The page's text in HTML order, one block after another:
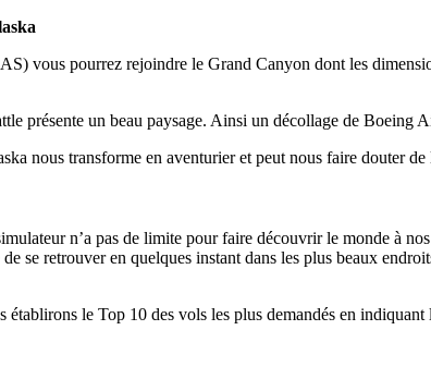
vous pourrez rejoindre le Grand Canyon dont les
présente un beau paysage. Ainsi un décollage de
nous transforme en aventurier et peut nous faire douter
n’a pas de limite pour faire découvrir le monde à
se retrouver en quelques instant dans les plus beaux
établirons le Top 10 des vols les plus demandés en indiquant